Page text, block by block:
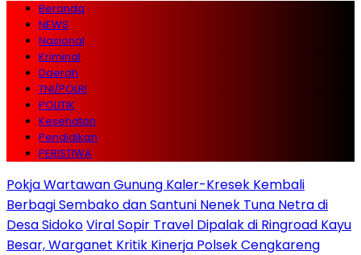
Beranda
NEWS
Nasional
Kriminal
Daerah
TNI/POLRI
POLITIK
Kesehatan
Pendidikan
PERISTIWA
Pokja Wartawan Gunung Kaler-Kresek Kembali
Berbagi Sembako dan Santuni Nenek Tuna Netra di
Desa SidokoViral Sopir Travel Dipalak di Ringroad Kayu
Besar, Warganet Kritik Kinerja Polsek Cengkareng